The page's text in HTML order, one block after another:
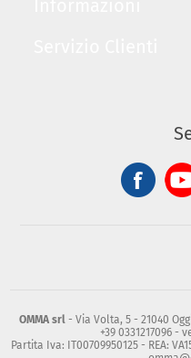
OMMA srl - Via Volta, 5 - 21040
+39 0331217096
Partita Iva: IT00709950125 - REA: